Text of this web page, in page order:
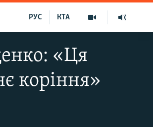
КТА
РУС
«Ця
коріння»